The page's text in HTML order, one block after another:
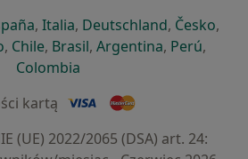
nowej karcie
się w nowej karcie
otwiera się w nowej karcie
, Italiaotwiera się w nowej
, Deutschlandotwiera się
, Česko,
w nowej karcie
otwiera się w nowej karcie
, Chileotwiera się w nowej karcie
, Brasilotwiera się w nowej
, Argentinaotwiera się
, Perú,
Colombia
kartą
(UE) 2022/2065 (DSA) art. 24: